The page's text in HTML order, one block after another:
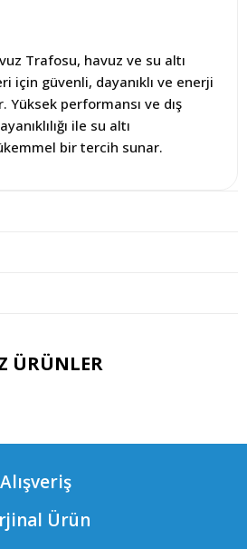
Trafosu, havuz ve su altı
için güvenli, dayanıklı ve enerji
performansı ve dış
ile su altı
bir tercih sunar.
ÜRÜNLER
Ürün